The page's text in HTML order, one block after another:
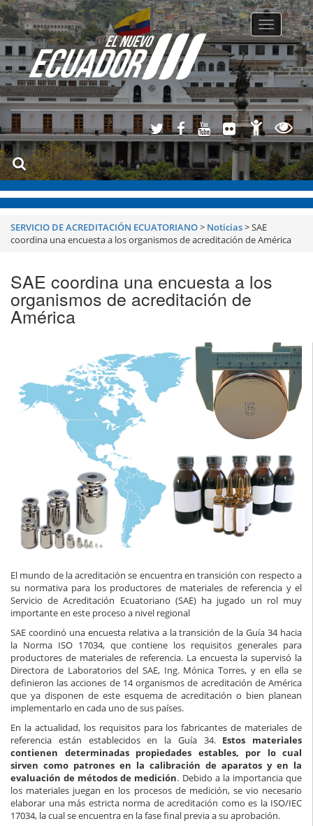
Toggle
SERVICIO DE ACREDITACIÓN ECUATORIANO> Noticias>SAE
coordina una encuesta a los organismos de acreditación de América
SAE coordina una encuesta a los
organismos de acreditación de
América
El mundo de la acreditación se encuentra en transición con respecto a
su normativa para los productores de materiales de referencia y el
Servicio de Acreditación Ecuatoriano (SAE) ha jugado un rol muy
importante en este proceso a nivel regional
SAE coordinó una encuesta relativa a la transición de la Guía 34 hacia
la Norma ISO 17034, que contiene los requisitos generales para
productores de materiales de referencia. La encuesta la supervisó la
Directora de Laboratorios del SAE, Ing. Mónica Torres, y en ella se
definieron las acciones de 14 organismos de acreditación de América
que ya disponen de este esquema de acreditación o bien planean
implementarlo en cada uno de sus países.
En la actualidad, los requisitos para los fabricantes de materiales de
referencia están establecidos en la Guía 34. Estos materiales
contienen determinadas propiedades estables, por lo cual
sirven como patrones en la calibración de aparatos y en la
evaluación de métodos de medición. Debido a la importancia que
los materiales juegan en los procesos de medición, se vio necesario
elaborar una más estricta norma de acreditación como es la ISO/IEC
17034, la cual se encuentra en la fase final previa a su aprobación.